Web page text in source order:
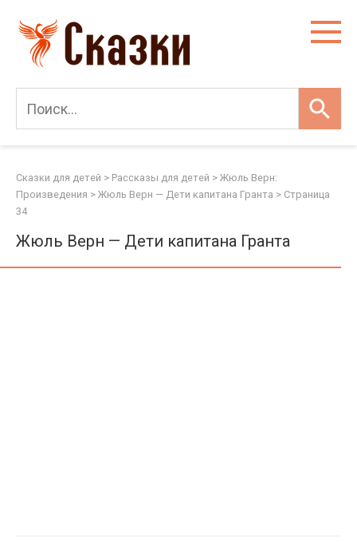
контенту
Сказки для детей > Рассказы для детей > Жюль Верн:
Произведения > Жюль Верн — Дети капитана Гранта > Страница
34
Жюль Верн — Дети капитана Гранта